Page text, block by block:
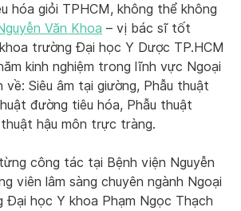
hóa giỏi TPHCM, không thể không
Văn Khoa – vị bác sĩ tốt
trường Đại học Y Dược TP.HCM
kinh nghiệm trong lĩnh vực Ngoại
về: Siêu âm tại giường, Phẫu thuật
đường tiêu hóa, Phẫu thuật
hậu môn trực tràng.
công tác tại Bệnh viện Nguyễn
viên lâm sàng chuyên ngành Ngoại
Đại học Y khoa Phạm Ngọc Thạch